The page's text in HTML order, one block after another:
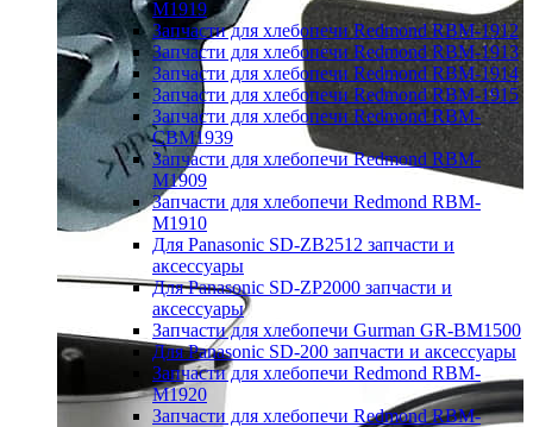
M1919
Запчасти для хлебопечи Redmond RBM-1912
Запчасти для хлебопечи Redmond RBM-1913
Запчасти для хлебопечи Redmond RBM-1914
Запчасти для хлебопечи Redmond RBM-1915
Запчасти для хлебопечи Redmond RBM-
CBM1939
Запчасти для хлебопечи Redmond RBM-
M1909
Запчасти для хлебопечи Redmond RBM-
M1910
Для Panasonic SD-ZB2512 запчасти и
аксессуары
Для Panasonic SD-ZP2000 запчасти и
аксессуары
Запчасти для хлебопечи Gurman GR-BM1500
Для Panasonic SD-200 запчасти и аксессуары
Запчасти для хлебопечи Redmond RBM-
M1920
Запчасти для хлебопечи Redmond RBM-